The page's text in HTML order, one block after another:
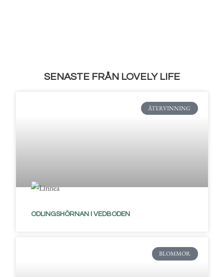
SENASTE FRÅN LOVELY LIFE
ÅTERVINNING
ODLINGSHÖRNAN I VEDBODEN
BLOMMOR